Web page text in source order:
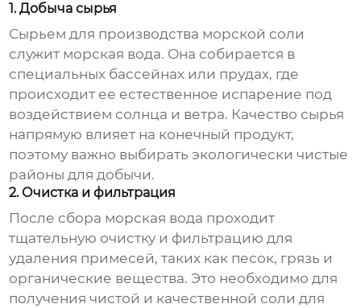
1. Добыча сырья
Сырьем для производства морской соли
служит морская вода. Она собирается в
специальных бассейнах или прудах, где
происходит ее естественное испарение под
воздействием солнца и ветра. Качество сырья
напрямую влияет на конечный продукт,
поэтому важно выбирать экологически чистые
районы для добычи.
2. Очистка и фильтрация
После сбора морская вода проходит
тщательную очистку и фильтрацию для
удаления примесей, таких как песок, грязь и
органические вещества. Это необходимо для
получения чистой и качественной соли для